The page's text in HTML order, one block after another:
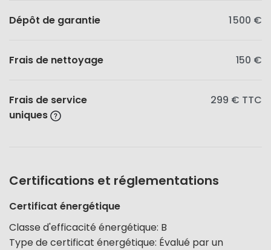
Dépôt de garantie 1 500 €
Frais de nettoyage 150 €
Frais de service
uniques
299 € TTC
Certifications et réglementations
Certificat énergétique
Classe d'efficacité énergétique: B
Type de certificat énergétique: Évalué par un